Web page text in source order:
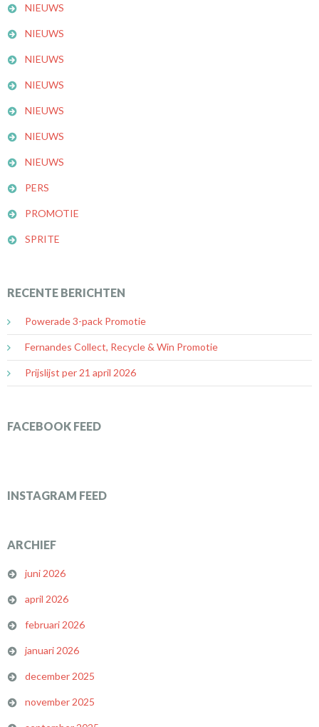
NIEUWS
NIEUWS
NIEUWS
NIEUWS
NIEUWS
NIEUWS
NIEUWS
PERS
PROMOTIE
SPRITE
RECENTE BERICHTEN
Powerade 3-pack Promotie
Fernandes Collect, Recycle & Win Promotie
Prijslijst per 21 april 2026
FACEBOOK FEED
INSTAGRAM FEED
ARCHIEF
juni 2026
april 2026
februari 2026
januari 2026
december 2025
november 2025